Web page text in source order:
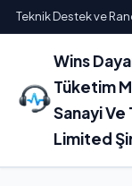
Teknik Destek ve
Wins
Tüketim
Sanayi
Limited